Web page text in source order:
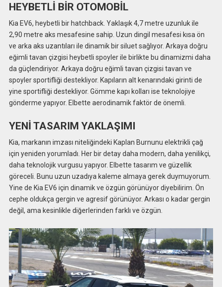
HEYBETLİ BİR OTOMOBİL
Kia EV6, heybetli bir hatchback. Yaklaşık 4,7 metre uzunluk ile
2,90 metre aks mesafesine sahip. Uzun dingil mesafesi kısa ön
ve arka aks uzantıları ile dinamik bir siluet sağlıyor. Arkaya doğru
eğimli tavan çizgisi heybetli spoyler ile birlikte bu dinamizmi daha
da güçlendiriyor. Arkaya doğru eğimli tavan çizgisi tavan ve
spoyler sportifliği destekliyor. Kapıların alt kenarındaki girinti de
yine sportifliği destekliyor. Gömme kapı kolları ise teknolojiye
gönderme yapıyor. Elbette aerodinamik faktör de önemli.
YENİ TASARIM YAKLAŞIMI
Kia, markanın imzası niteliğindeki Kaplan Burnunu elektrikli çağ
için yeniden yorumladı. Her bir detay daha modern, daha yenilikçi,
daha teknolojik vurgusu yapıyor. Elbette tasarım ve güzellik
göreceli. Bunu uzun uzadıya kaleme almaya gerek duymuyorum.
Yine de Kia EV6 için dinamik ve özgün görünüyor diyebilirim. Ön
cephe oldukça gergin ve agresif görünüyor. Arkası o kadar gergin
değil, ama kesinlikle diğerlerinden farklı ve özgün.